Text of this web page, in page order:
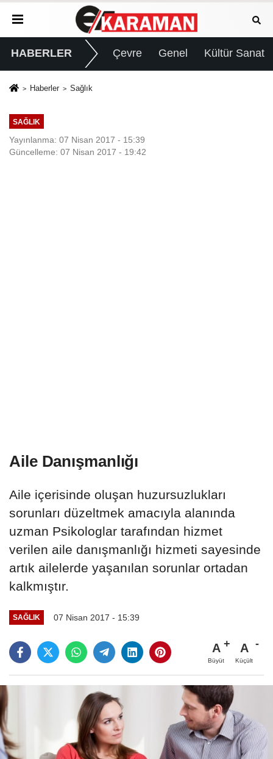
HABERLER Çevre Genel Kültür Sanat
Haberler Sağlık
SAĞLIK
Yayınlanma: 07 Nisan 2017 - 15:39
Güncelleme: 07 Nisan 2017 - 19:42
Aile Danışmanlığı
Aile içerisinde oluşan huzursuzlukları
sorunları düzeltmek amacıyla alanında
uzman Psikologlar tarafından hizmet
verilen aile danışmanlığı hizmeti sayesinde
artık ailelerde yaşanılan sorunlar ortadan
kalkmıştır.
SAĞLIK 07 Nisan 2017 - 15:39
A
Büyüt
A
Küçült